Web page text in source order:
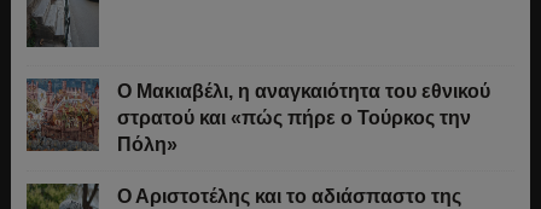
Ο Μακιαβέλι, η αναγκαιότητα του εθνικού
στρατού και «πώς πήρε ο Τούρκος την
Πόλη»
Ο Αριστοτέλης και το αδιάσπαστο της